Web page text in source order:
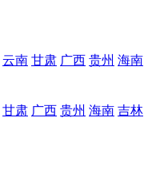
云南 甘肃 广西 贵州 海南
甘肃 广西 贵州 海南 吉林